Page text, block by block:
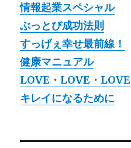
情報起業スペシャル
ぶっとび成功法則
すっげぇ幸せ最前線！
健康マニュアル
LOVE・LOVE・LOVE
キレイになるために